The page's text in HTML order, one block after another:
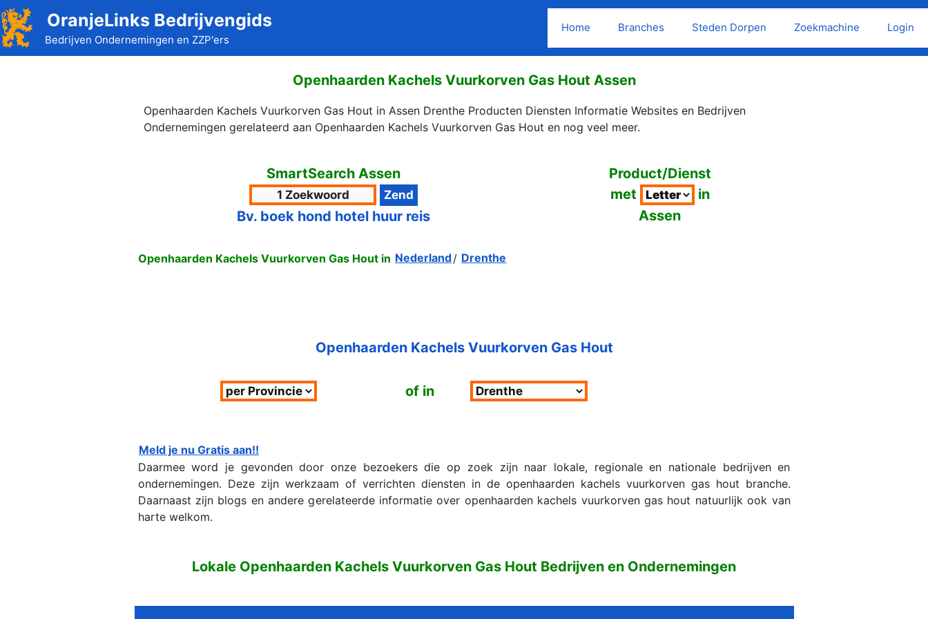
Ga
naar
de
inhoud
OranjeLinks Bedrijvengids
Bedrijven Ondernemingen en ZZP'ers
Home Branches Steden Dorpen Zoekmachine Login
Openhaarden Kachels Vuurkorven Gas Hout Assen
Openhaarden Kachels Vuurkorven Gas Hout in Assen Drenthe Producten Diensten Informatie Websites en Bedrijven
Ondernemingen gerelateerd aan Openhaarden Kachels Vuurkorven Gas Hout en nog veel meer.
SmartSearch Assen
Bv. boek hond hotel huur reis
Product/Dienst
met
in
Assen
Openhaarden Kachels Vuurkorven Gas Hout in Nederland/ Drenthe
Openhaarden Kachels Vuurkorven Gas Hout
of in
Meld je nu Gratis aan!!
Daarmee word je gevonden door onze bezoekers die op zoek zijn naar lokale, regionale en nationale bedrijven en
ondernemingen. Deze zijn werkzaam of verrichten diensten in de openhaarden kachels vuurkorven gas hout branche.
Daarnaast zijn blogs en andere gerelateerde informatie over openhaarden kachels vuurkorven gas hout natuurlijk ook van
harte welkom.
Lokale Openhaarden Kachels Vuurkorven Gas Hout Bedrijven en Ondernemingen